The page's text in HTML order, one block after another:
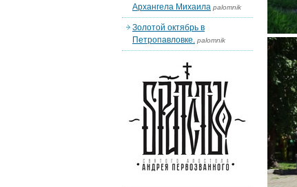
Архангела Михаила palomnik
Золотой октябрь в
Петропавловке. palomnik